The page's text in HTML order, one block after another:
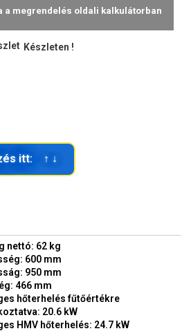
Készleten !
Készlet ellenőrzés itt: ↑ ↓
nettó: 62 kg
600 mm
950 mm
466 mm
hőterhelés fűtőértékre
20.6 kW
HMV hőterhelés: 24.7 kW